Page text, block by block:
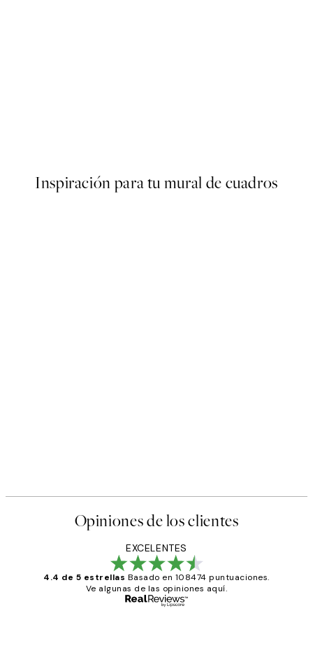
Inspiración para tu mural de cuadros
Opiniones de los clientes
EXCELENTES
4.4 de 5 estrellas Basado en 108474 puntuaciones.
Ve algunas de las opiniones aquí.